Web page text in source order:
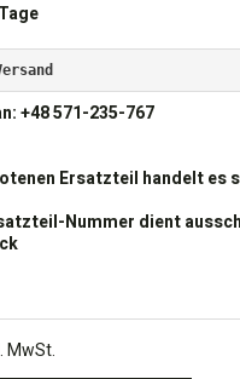
+48 571-235-767
Ersatzteil handelt es
Nummer dient
MwSt.